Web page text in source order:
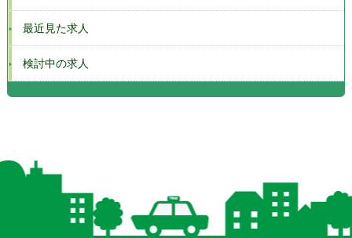
最近見た求人
検討中の求人